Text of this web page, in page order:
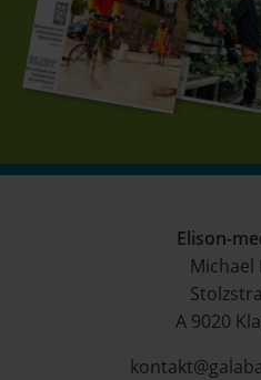
Elison-
Michael
A 9020